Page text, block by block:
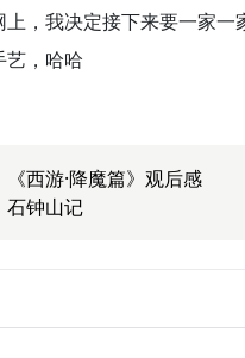
上，我决定接下来要一家一
艺，哈哈
《西游·降魔篇》观后感
石钟山记